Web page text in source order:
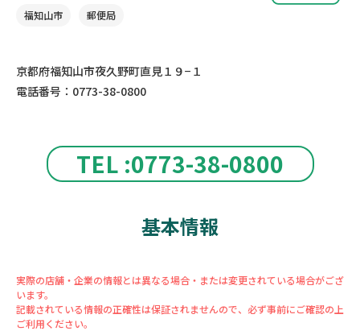
TEL :0773-38-0800
福知山市 郵便局
京都府福知山市夜久野町直見１９−１
電話番号：0773-38-0800
基本情報
実際の店舗・企業の情報とは異なる場合・または変更されている場合がござ
います。
記載されている情報の正確性は保証されませんので、必ず事前にご確認の上
ご利用ください。